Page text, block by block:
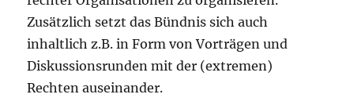
Zusätzlich setzt das Bündnis sich auch
inhaltlich z.B. in Form von Vorträgen und
Diskussionsrunden mit der (extremen)
Rechten auseinander.